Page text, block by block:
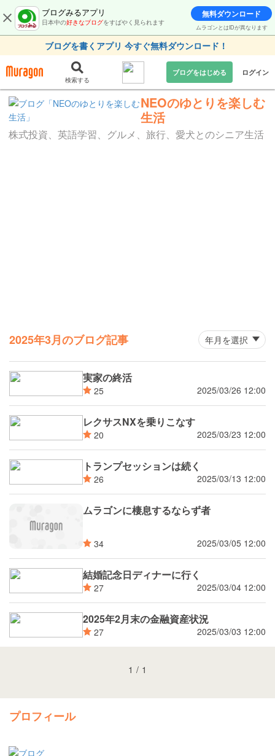
ブログみるアプリ
日本中の好きなブログをすばやく見られます
無料ダウンロード
ムラゴンとはIDが異なります
ブログを書くアプリ 今すぐ無料ダウンロード！
検索する
ブログをはじめる ログイン
NEOのゆとりを楽しむ
生活
株式投資、英語学習、グルメ、旅行、愛犬とのシニア生活
2025年3月のブログ記事
実家の終活
25 2025/03/26 12:00
レクサスNXを乗りこなす
20 2025/03/23 12:00
トランプセッションは続く
26 2025/03/13 12:00
ムラゴンに棲息するならず者
34 2025/03/05 12:00
結婚記念日ディナーに行く
27 2025/03/04 12:00
2025年2月末の金融資産状況
27 2025/03/03 12:00
1 / 1
プロフィール